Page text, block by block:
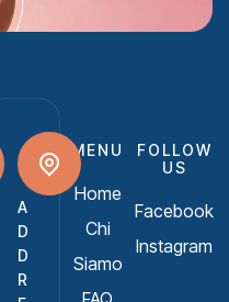
MENU
Home
Chi
Siamo
FOLLOW
US
Facebook
Instagram
A
D
D
R